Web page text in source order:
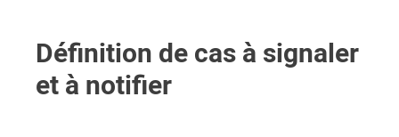
Définition de cas à signaler
et à notifier